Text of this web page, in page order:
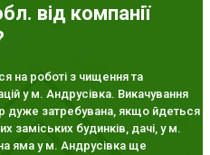
від компанії
на роботі з чищення та
у м. Андрусівка. Викачування
дуже затребувана, якщо йдеться
заміських будинків, дачі, у м.
яма у м. Андрусівка ще